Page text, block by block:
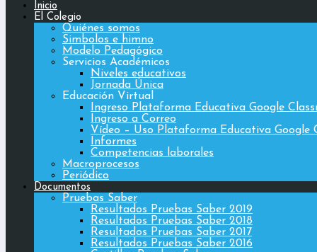
Inicio
El Colegio
Quiénes somos
Simbolos e himno
Modelo Pedagógico
Servicios Académicos
Niveles educativos
Jornada Única
Educación Virtual
Ingreso Plataforma Educativa Google
Ingreso a Correo
Vídeo – Uso Plataforma Educativa Google
Informes
Competencias laborales
Macroprocesos
Periódico
Documentos
Pruebas Saber
Resultados Pruebas Saber 2019
Resultados Pruebas Saber 2018
Resultados Pruebas Saber 2017
Resultados Pruebas Saber 2016